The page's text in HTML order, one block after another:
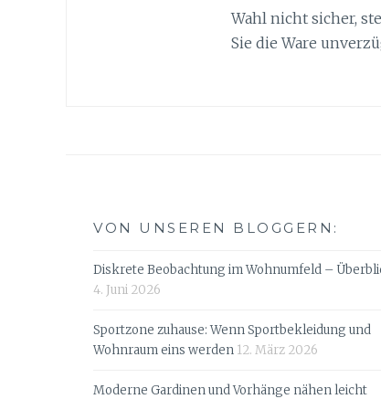
Wahl nicht sicher,
Sie die Ware
VON UNSEREN BLOGGERN:
Diskrete Beobachtung im Wohnumfeld –
4. Juni 2026
Sportzone zuhause: Wenn Sportbekleidung und
Wohnraum eins werden 12. März 2026
Moderne Gardinen und Vorhänge nähen leicht